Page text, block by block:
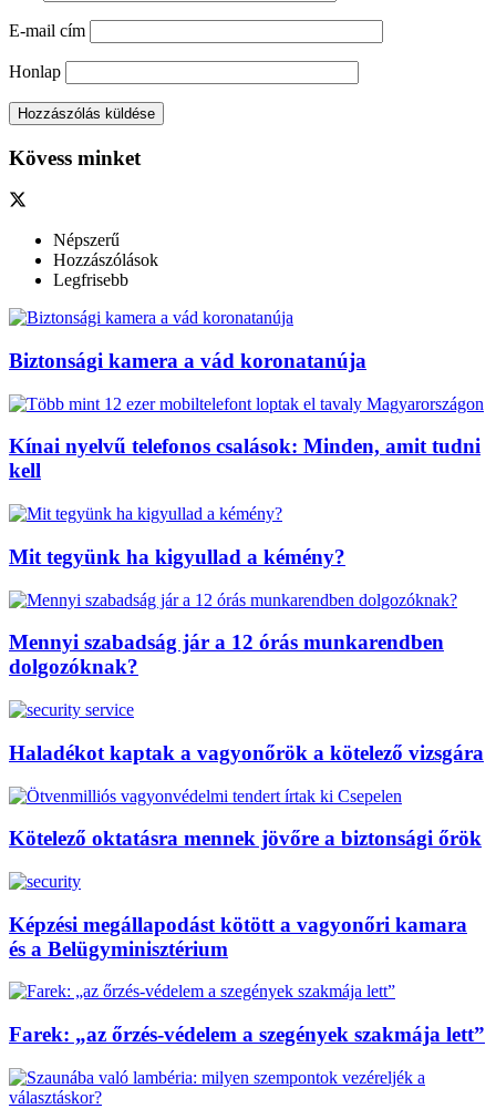
E-mail cím
Honlap
Kövess minket
Népszerű
Hozzászólások
Legfrisebb
Biztonsági kamera a vád koronatanúja
Kínai nyelvű telefonos csalások: Minden, amit tudni
kell
Mit tegyünk ha kigyullad a kémény?
Mennyi szabadság jár a 12 órás munkarendben
dolgozóknak?
Haladékot kaptak a vagyonőrök a kötelező vizsgára
Kötelező oktatásra mennek jövőre a biztonsági őrök
Képzési megállapodást kötött a vagyonőri kamara
és a Belügyminisztérium
Farek: „az őrzés-védelem a szegények szakmája lett”